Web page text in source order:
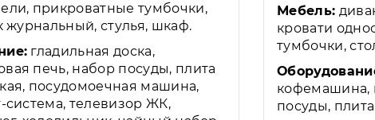
прикроватные тумбочки,
журнальный, стулья, шкаф.
гладильная доска,
печь, набор посуды, плита
посудомоечная машина,
система, телевизор ЖК,
Мебель:
кровати
тумбочки,
кофемашина,
посуды,